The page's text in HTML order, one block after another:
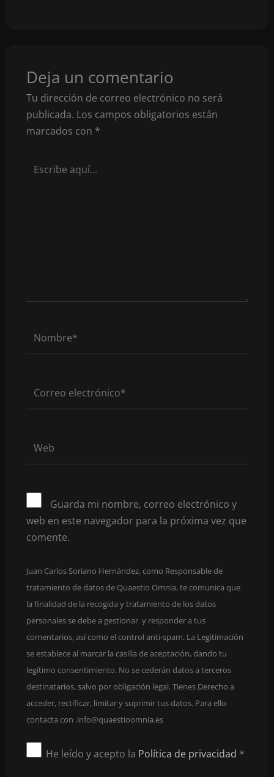
Deja un comentario
Tu dirección de correo electrónico no será
publicada. Los campos obligatorios están
marcados con *
Guarda mi nombre, correo electrónico y
web en este navegador para la próxima vez que
comente.
Juan Carlos Soriano Hernández, como Responsable de
tratamiento de datos de Quaestio Omnia, te comunica que
la finalidad de la recogida y tratamiento de los datos
personales se debe a gestionar y responder a tus
comentarios, así como el control anti-spam. La Legitimación
se establece al marcar la casilla de aceptación, dando tu
legítimo consentimiento. No se cederán datos a terceros
destinatarios, salvo por obligación legal. Tienes Derecho a
acceder, rectificar, limitar y suprimir tus datos. Para ello
contacta con se.ainmooitseauq@ofni.
He leído y acepto la Política de privacidad *